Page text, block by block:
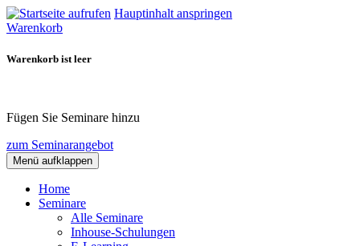
Hauptinhalt anspringen
Warenkorb
Warenkorb ist leer
Fügen Sie Seminare hinzu
zum Seminarangebot
Menü aufklappen
Home
Seminare
Alle Seminare
Inhouse-Schulungen